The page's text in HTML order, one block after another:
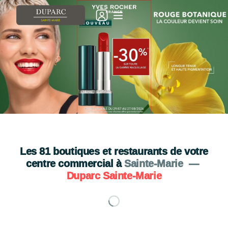
Je découvre
Les81boutiques et restaurants de votre
centre commercial àSainte-Marie —
Duparc Sainte-Marie